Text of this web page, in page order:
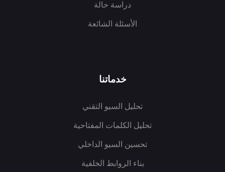
دراسة حالة
الأسئلة الشائعة
خدماتنا
تحليل السيو التقني
تحليل الكلمات المفتاحية
تحسين السيو الداخلي
بناء الروابط الخلفية